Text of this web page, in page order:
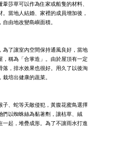
莎草可以作為住家或船隻的材料、
當地人結婚、家裡的成員增加後，
由地改變島嶼面積。
為了讓室內空間保持通風良好，當地
，稱為「合掌造」。由於屋頂有一定
落，排水效果也很好。用久了以後淘
培出健康的蔬菜。
子、蛇等天敵侵犯，黃腹花蜜鳥選擇
們以蜘蛛絲為黏著劑，讓枯草、絨
一起，堆疊成形。為了不讓雨水打進